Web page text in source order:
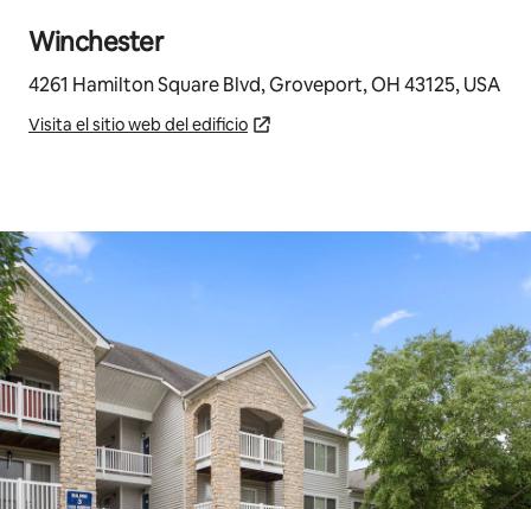
Winchester
4261 Hamilton Square Blvd, Groveport, OH 43125, USA
Visita el sitio web del edificio